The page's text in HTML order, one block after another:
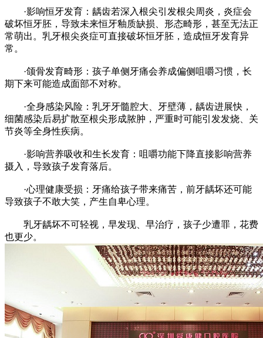
·影响恒牙发育：龋齿若深入根尖引发根尖周炎，炎症会
破坏恒牙胚，导致未来恒牙釉质缺损、形态畸形，甚至无法正
常萌出。乳牙根尖炎症可直接破坏恒牙胚，造成恒牙发育异
常。
·颌骨发育畸形：孩子单侧牙痛会养成偏侧咀嚼习惯，长
期下来可能造成面部不对称。
·全身感染风险：乳牙牙髓腔大、牙壁薄，龋齿进展快，
细菌感染后易扩散至根尖形成脓肿，严重时可能引发发烧、关
节炎等全身性疾病。
·影响营养吸收和生长发育：咀嚼功能下降直接影响营养
摄入，导致孩子发育落后。
·心理健康受损：牙痛给孩子带来痛苦，前牙龋坏还可能
导致孩子不敢大笑，产生自卑心理。
乳牙龋坏不可轻视，早发现、早治疗，孩子少遭罪，花费
也更少。